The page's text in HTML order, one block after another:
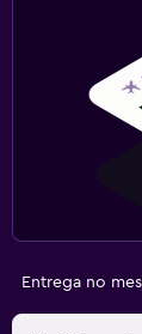
Entrega no